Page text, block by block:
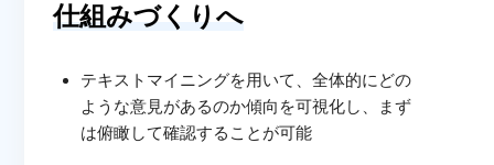
仕組みづくりへ
テキストマイニングを用いて、全体的にどの
ような意見があるのか傾向を可視化し、まず
は俯瞰して確認することが可能